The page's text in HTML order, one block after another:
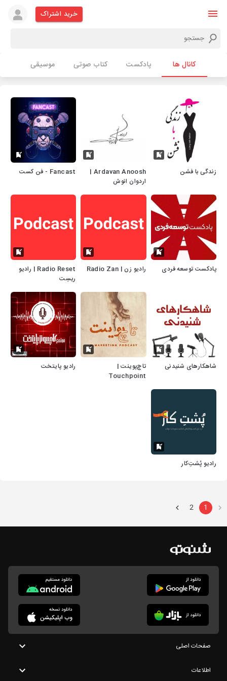
خرید اشتراک
کانال ها پادکست کتاب صوتی موسیقی
زندگی با فشن
Ardavan Anoosh |
اردوان انوش
Fancast - فن کست
پادکست توسعه فردی رادیو زن | Radio Zan
Radio Reset | رادیو
ریسِت
شاهکارهای شنیدنی
تاچ‌پوینت |
Touchpoint
رادیو پایتخت
رادیو پُشتِ‌کار
1
2
صفحات اصلی
اطلاعات